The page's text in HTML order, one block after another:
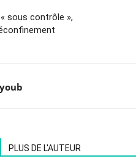
sous contrôle »,
PLUS DE L'AUTEUR